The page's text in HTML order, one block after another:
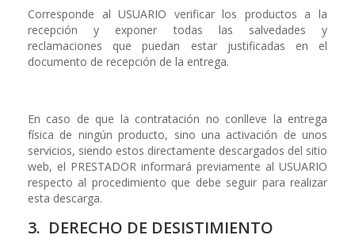
Corresponde al USUARIO verificar los productos a la
recepción y exponer todas las salvedades y
reclamaciones que puedan estar justificadas en el
documento de recepción de la entrega.
En caso de que la contratación no conlleve la entrega
física de ningún producto, sino una activación de unos
servicios, siendo estos directamente descargados del sitio
web, el PRESTADOR informará previamente al USUARIO
respecto al procedimiento que debe seguir para realizar
esta descarga.
3. DERECHO DE DESISTIMIENTO